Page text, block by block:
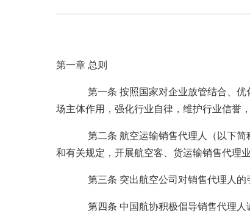
第一章 总则
第一条 按照国家对企业放管结合、优化
场主体作用，强化行业自律，维护行业信誉
第二条 航空运输销售代理人（以下简称“
和有关规定，开展航空客、货运输销售代理
第三条 突出航空公司对销售代理人的引
第四条 中国航协积极倡导销售代理人诚